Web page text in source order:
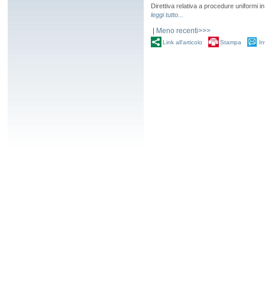
Direttiva relativa a procedure uniformi
leggi tutto...
Meno recenti>>>
Link all'articolo Stampa